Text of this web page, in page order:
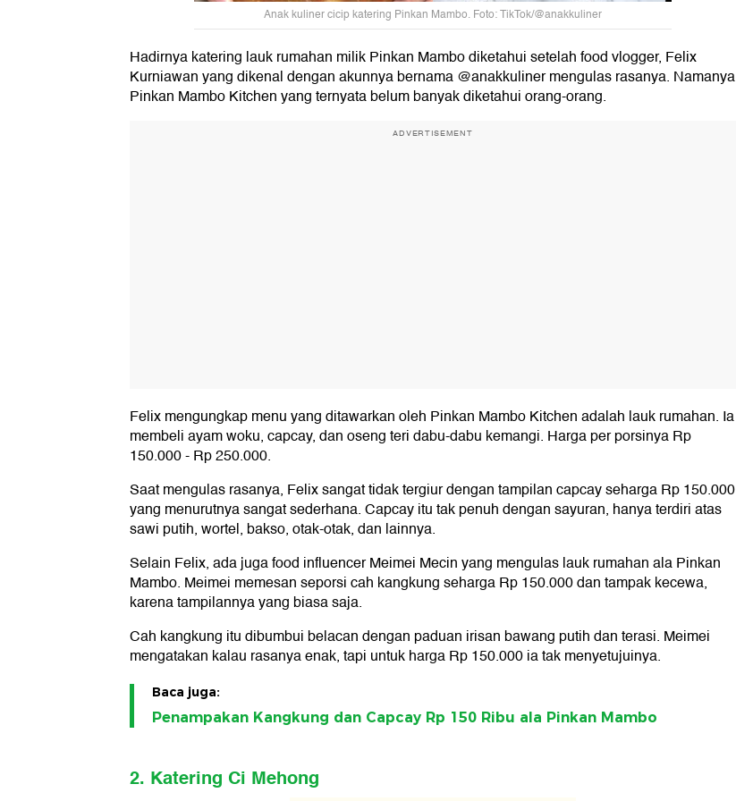
Anak kuliner cicip katering Pinkan Mambo. Foto: TikTok/@anakkuliner
Hadirnya katering lauk rumahan milik Pinkan Mambo diketahui setelah food vlogger, Felix
Kurniawan yang dikenal dengan akunnya bernama @anakkuliner mengulas rasanya. Namanya
Pinkan Mambo Kitchen yang ternyata belum banyak diketahui orang-orang.
ADVERTISEMENT
Felix mengungkap menu yang ditawarkan oleh Pinkan Mambo Kitchen adalah lauk rumahan. Ia
membeli ayam woku, capcay, dan oseng teri dabu-dabu kemangi. Harga per porsinya Rp
150.000 - Rp 250.000.
Saat mengulas rasanya, Felix sangat tidak tergiur dengan tampilan capcay seharga Rp 150.000
yang menurutnya sangat sederhana. Capcay itu tak penuh dengan sayuran, hanya terdiri atas
sawi putih, wortel, bakso, otak-otak, dan lainnya.
Selain Felix, ada juga food influencer Meimei Mecin yang mengulas lauk rumahan ala Pinkan
Mambo. Meimei memesan seporsi cah kangkung seharga Rp 150.000 dan tampak kecewa,
karena tampilannya yang biasa saja.
Cah kangkung itu dibumbui belacan dengan paduan irisan bawang putih dan terasi. Meimei
mengatakan kalau rasanya enak, tapi untuk harga Rp 150.000 ia tak menyetujuinya.
Baca juga:
Penampakan Kangkung dan Capcay Rp 150 Ribu ala Pinkan Mambo
2. Katering Ci Mehong